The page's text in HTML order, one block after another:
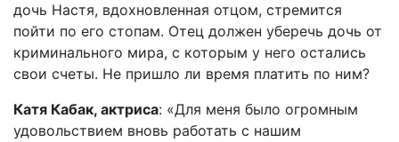
дочь Настя, вдохновленная отцом, стремится
пойти по его стопам. Отец должен уберечь дочь от
криминального мира, с которым у него остались
свои счеты. Не пришло ли время платить по ним?
Катя Кабак, актриса: «Для меня было огромным
удовольствием вновь работать с нашим